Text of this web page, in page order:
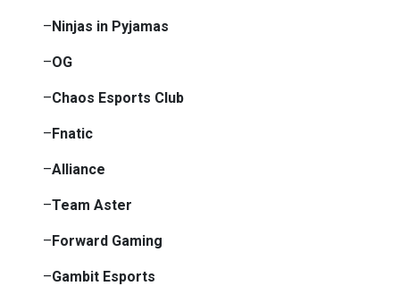
–Ninjas in Pyjamas
–OG
–Chaos Esports Club
–Fnatic
–Alliance
–Team Aster
–Forward Gaming
–Gambit Esports